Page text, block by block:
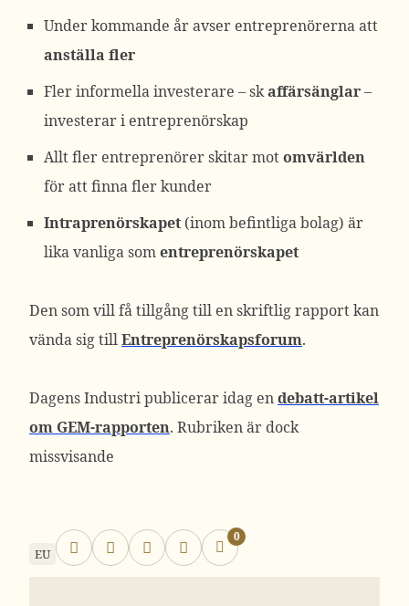
Under kommande år avser entreprenörerna att
anställa fler
Fler informella investerare – skaffärsänglar–
investerar i entreprenörskap
Allt fler entreprenörer skitar motomvärlden
för att finna fler kunder
Intraprenörskapet (inom befintliga bolag) är
lika vanliga somentreprenörskapet
Den som vill få tillgång till en skriftlig rapport kan
vända sig tillEntreprenörskapsforum.
Dagens Industri publicerar idag endebatt-artikel
om GEM-rapporten. Rubriken är dock
missvisande
EU
0